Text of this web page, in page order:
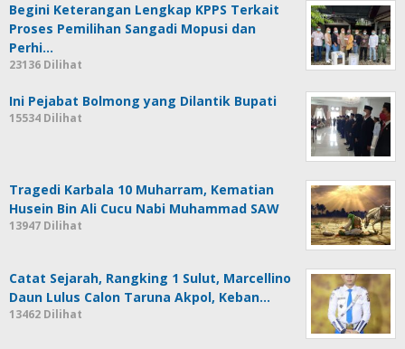
Begini Keterangan Lengkap KPPS Terkait
Proses Pemilihan Sangadi Mopusi dan
Perhi…
23136 Dilihat
Ini Pejabat Bolmong yang Dilantik Bupati
15534 Dilihat
Tragedi Karbala 10 Muharram, Kematian
Husein Bin Ali Cucu Nabi Muhammad SAW
13947 Dilihat
Catat Sejarah, Rangking 1 Sulut, Marcellino
Daun Lulus Calon Taruna Akpol, Keban…
13462 Dilihat